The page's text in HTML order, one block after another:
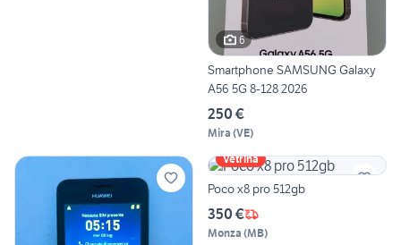
6
Smartphone SAMSUNG Galaxy
A56 5G 8-128 2026
250 €
Mira (VE)
Vetrina
Poco x8 pro 512gb
350 €
Monza (MB)